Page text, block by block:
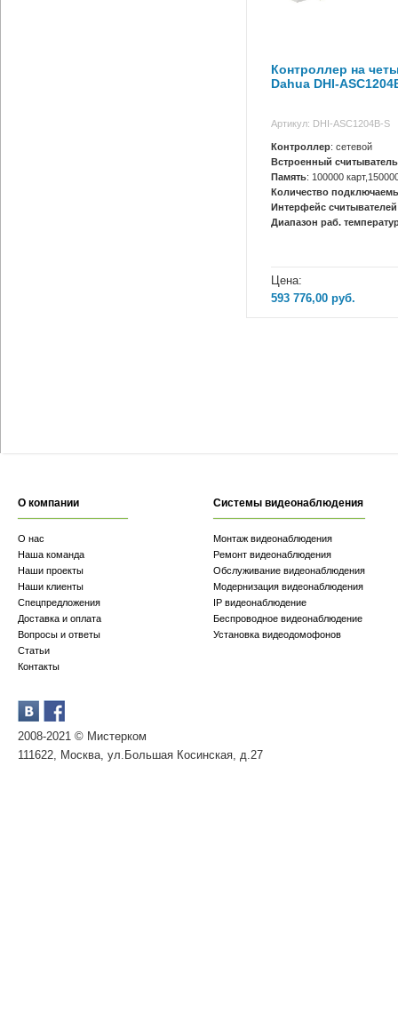
Контроллер на
Dahua DHI-
Артикул: DHI-ASC1204B-S
Контроллер: сетевой
Встроенный считыватель
Память: 100000
Количество
Интерфейс считывателей
Диапазон раб.
Цена:
593 776,00 руб.
О компании
О нас
Наша команда
Наши проекты
Наши клиенты
Спецпредложения
Доставка и оплата
Вопросы и ответы
Статьи
Контакты
2008-2021 © Мистерком
111622, Москва, ул.Большая Косинская, д.27
Системы видеонаблюдения
Монтаж видеонаблюдения
Ремонт видеонаблюдения
Обслуживание видеонаблюдения
Модернизация видеонаблюдения
IP видеонаблюдение
Беспроводное видеонаблюдение
Установка видеодомофонов